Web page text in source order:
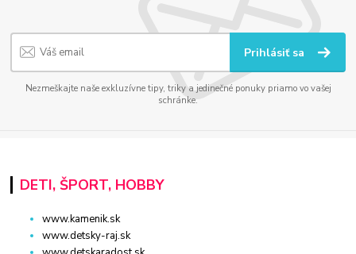
Prihlásiť sa
Nezmeškajte naše exkluzívne tipy, triky a jedinečné ponuky priamo vo vašej
schránke.
DETI, ŠPORT, HOBBY
www.kamenik.sk
www.detsky-raj.sk